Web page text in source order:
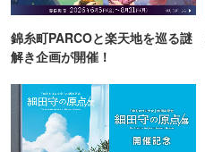
錦糸町PARCOと楽天地を巡る謎
解き企画が開催！